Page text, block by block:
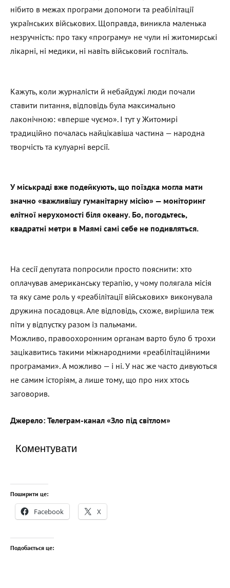
нібито в межах програми допомоги та реабілітації
українських військових. Щоправда, виникла маленька
незручність: про таку «програму» не чули ні житомирські
лікарні, ні медики, ні навіть військовий госпіталь.
Кажуть, коли журналісти й небайдужі люди почали
ставити питання, відповідь була максимально
лаконічною: «вперше чуємо». І тут у Житомирі
традиційно почалась найцікавіша частина — народна
творчість та кулуарні версії.
У міськраді вже подейкують, що поїздка могла мати
значно «важливішу гуманітарну місію» — моніторинг
елітної нерухомості біля океану. Бо, погодьтесь,
квадратні метри в Маямі самі себе не подивляться.
На сесії депутата попросили просто пояснити: хто
оплачував американську терапію, у чому полягала місія
та яку саме роль у «реабілітації військових» виконувала
дружина посадовця. Але відповідь, схоже, вирішила теж
піти у відпустку разом із пальмами.
Можливо, правоохоронним органам варто було б трохи
зацікавитись такими міжнародними «реабілітаційними
програмами». А можливо — і ні. У нас же часто дивуються
не самим історіям, а лише тому, що про них хтось
заговорив.
Джерело: Телеграм-канал «Зло під світлом»
Коментувати
Поширити це:
Facebook X
Подобається це: